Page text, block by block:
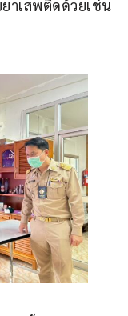
าเสพติดด้วยเช่น